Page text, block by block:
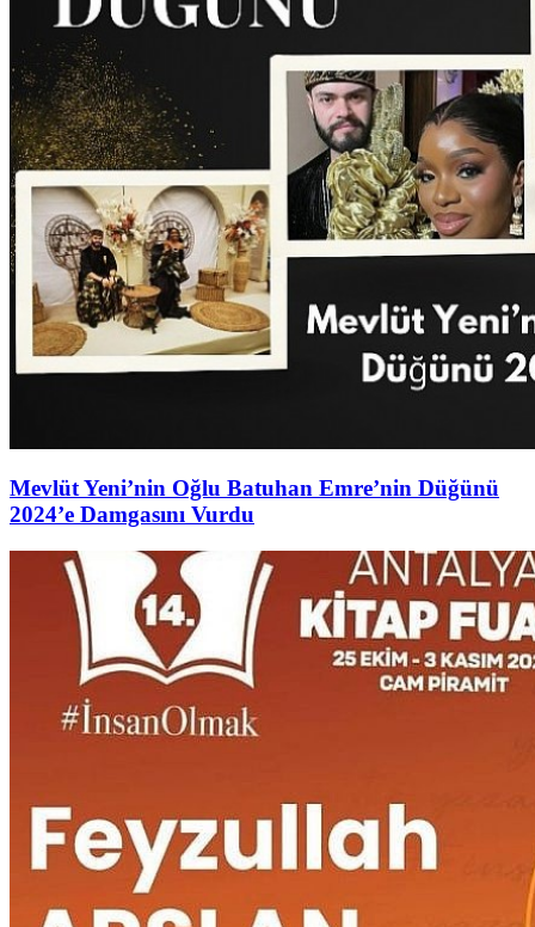
Mevlüt Yeni’nin Oğlu Batuhan Emre’nin Düğünü
2024’e Damgasını Vurdu